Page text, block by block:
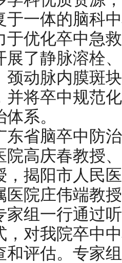
于一体的脑科
于优化卒中急
展了静脉溶栓
颈动脉内膜斑
并将卒中规范
系。
省脑卒中防治
院高庆春教授
，揭阳市人民
医院庄伟端教
家组一行通过
，对我院卒中
和评估。专家